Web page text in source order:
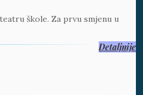
škole. Za prvu smjenu u
Detaljnije